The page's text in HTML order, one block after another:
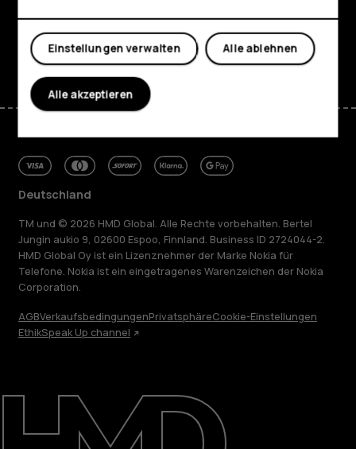
Mein Konto
Reparieren, wiederverwenden, recyceln
Nachhaltigkeit
Support
Support
FacebookInstagram
TiktokYoutubeLinkedinDiscord
Deutschland
TM und © 2026 HMD Global. Alle Rechte vorbehalten. Bertel
Jungin aukio 9, 02600 Espoo, Finnland. Business ID 2724044-2.
HMD Global Oy ist ein Lizenznehmer der Marke Nokia für
Telefone. Nokia ist ein eingetragenes Warenzeichen der Nokia
Corporation.
AGBVerkaufsbedingungenPrivatsphäreCookie-Einstellungen
EthikSpeak Up channel
Alle ablehnen
Einstellungen verwalten
Alle akzeptieren